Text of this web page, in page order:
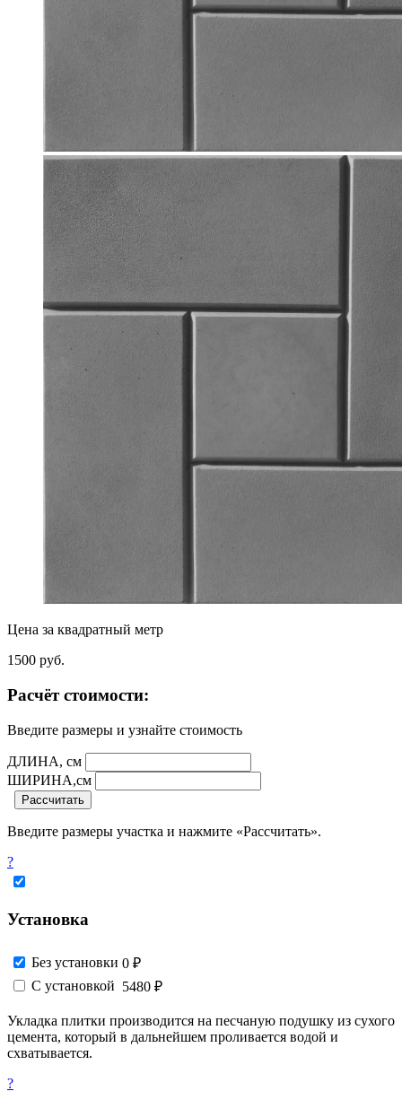
Цена за квадратный метр
1500 руб.
Расчёт стоимости:
Введите размеры и узнайте стоимость
ДЛИНА, см
ШИРИНА,см
Рассчитать
Введите размеры участка и нажмите «Рассчитать».
?
Установка
Без установки 0 ₽
С установкой 5480 ₽
Укладка плитки производится на песчаную подушку из сухого
цемента, который в дальнейшем проливается водой и
схватывается.
?